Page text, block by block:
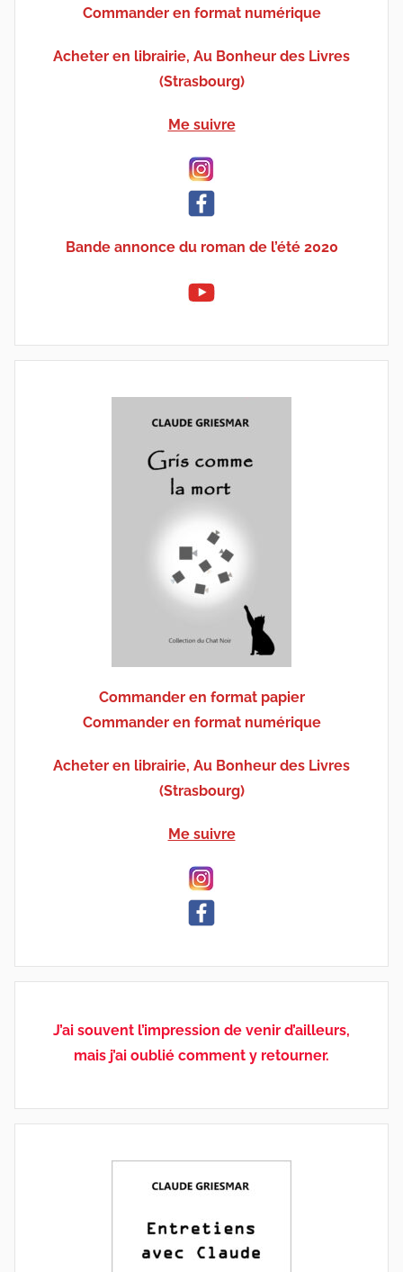
Commander en format numérique
Acheter en librairie, Au Bonheur des Livres
(Strasbourg)
Me suivre
Bande annonce du roman de l’été 2020
Commander en format papier
Commander en format numérique
Acheter en librairie, Au Bonheur des Livres
(Strasbourg)
Me suivre
J’ai souvent l’impression de venir d’ailleurs,
mais j’ai oublié comment y retourner.